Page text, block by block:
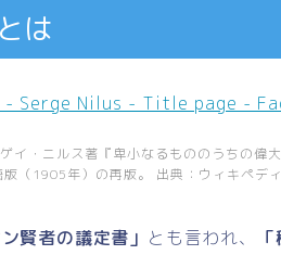
は
イ・ニルス著『卑小なるもののうちの偉
（1905年）の再版。 出典：ウィキペデ
ン賢者の議定書」 とも言われ、